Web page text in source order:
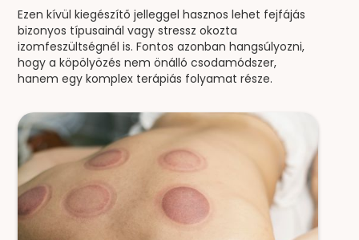
Ezen kívül kiegészítő jelleggel hasznos lehet fejfájás
bizonyos típusainál vagy stressz okozta
izomfeszültségnél is. Fontos azonban hangsúlyozni,
hogy a köpölyözés nem önálló csodamódszer,
hanem egy komplex terápiás folyamat része.